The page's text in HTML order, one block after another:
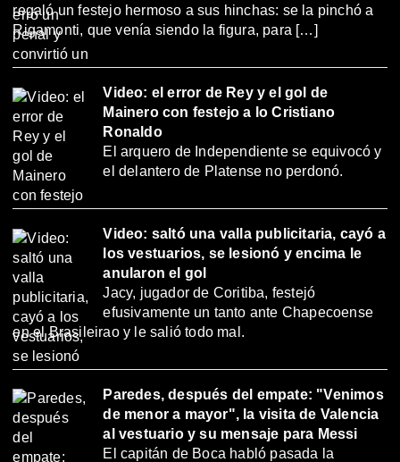
regaló un festejo hermoso a sus hinchas: se la pinchó a
Rigamonti, que venía siendo la figura, para […]
Video: el error de Rey y el gol de
Mainero con festejo a lo Cristiano
Ronaldo
El arquero de Independiente se equivocó y
el delantero de Platense no perdonó.
Video: saltó una valla publicitaria, cayó a
los vestuarios, se lesionó y encima le
anularon el gol
Jacy, jugador de Coritiba, festejó
efusivamente un tanto ante Chapecoense
en el Brasileirao y le salió todo mal.
Paredes, después del empate: "Venimos
de menor a mayor", la visita de Valencia
al vestuario y su mensaje para Messi
El capitán de Boca habló pasada la